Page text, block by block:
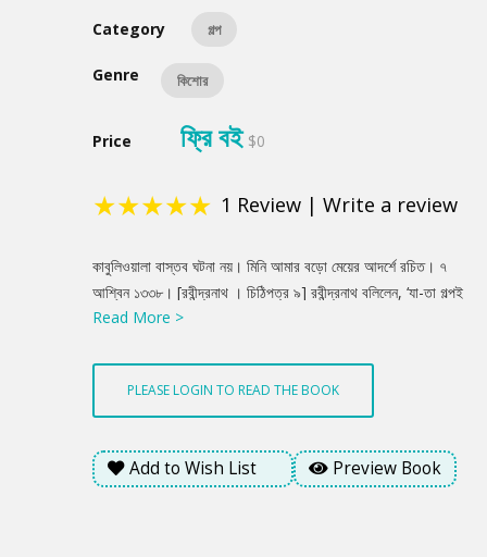
Category গল্প
Genre কিশোর
Price ফ্রি বই $0
★★★★★ 1 Review | Write a review
Product
Summery
কাবুলিওয়ালা বাস্তব ঘটনা নয়। মিনি আমার বড়ো মেয়ের আদর্শে রচিত। ৭
আশ্বিন ১৩৩৮। [রবীন্দ্রনাথ । চিঠিপত্র ৯] রবীন্দ্রনাথ বলিলেন, ‘যা-তা গল্পই
তো গল্প। আমার ভারি Soothing লাগে। ছোটো ছেলের সঙ্গে ছোটো মেয়ের
বকে যেত।’ আমি বলিলাম, ‘কাবুলিওয়ালার মিনির মতো?’ কবি বলিলেন, ‘বেলাটা
[জ্যেষ্ঠা কন্যা] ঠিক অমনি ছিল, মিনির কথা প্রায় তার কথাই সব তুলে দিয়েছি।’
[সীতা দেবী । পুণ্যস্মৃতি]
Read More >
PLEASE LOGIN TO READ THE BOOK
Add to Wish List Preview Book